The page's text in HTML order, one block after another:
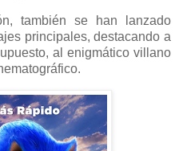
también se han lanzado
principales, destacando a
al enigmático villano